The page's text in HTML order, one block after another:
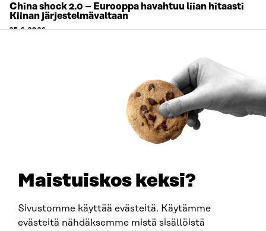
Maistuiskos keksi?
Sivustomme käyttää evästeitä. Käytämme
evästeitä nähdäksemme mistä sisällöistä
China shock 2.0 – Eurooppa havahtuu liian hitaasti
Kiinan järjestelmävaltaan
25.6.2026